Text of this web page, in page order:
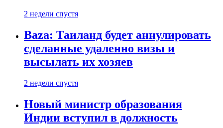
2 недели спустя
Baza: Таиланд будет аннулировать
сделанные удаленно визы и
высылать их хозяев
2 недели спустя
Новый министр образования
Индии вступил в должность